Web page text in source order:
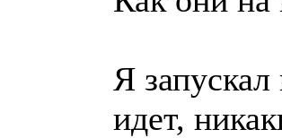
Я
идет,